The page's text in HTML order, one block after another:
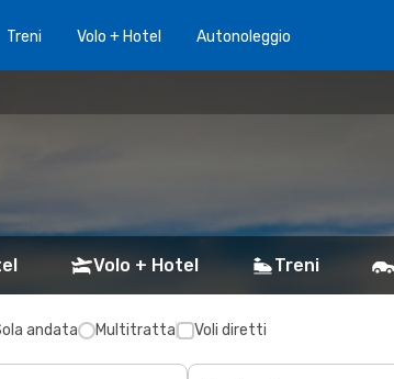
Treni Volo + Hotel Autonoleggio
Volo + Hotel Treni
andata Multitratta Voli diretti